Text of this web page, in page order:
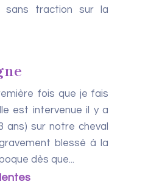
sans traction sur la
fois que je fais
est intervenue il y a
ans) sur notre cheval
blessé à la
dès que...